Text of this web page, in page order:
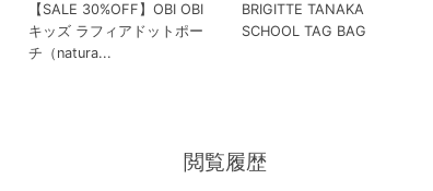
【SALE 30%OFF】OBI OBI
キッズ ラフィアドットポー
チ（natura...
BRIGITTE TANAKA
SCHOOL TAG BAG
閲覧履歴